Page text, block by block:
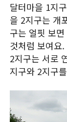
달터마을 1지
을 2지구는 개
구는 얼핏 보
것처럼 보여요
2지구는 서로
지구와 2지구